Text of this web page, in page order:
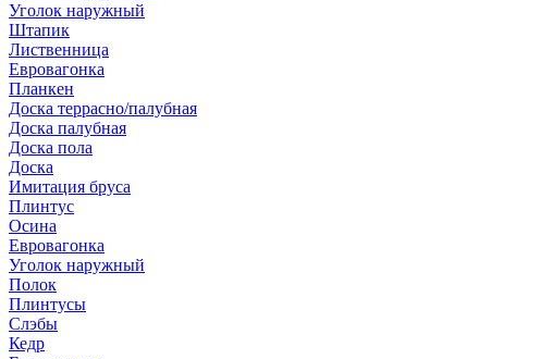
Уголок наружный
Штапик
Лиственница
Евровагонка
Планкен
Доска террасно/палубная
Доска палубная
Доска пола
Доска
Имитация бруса
Плинтус
Осина
Евровагонка
Уголок наружный
Полок
Плинтусы
Слэбы
Кедр